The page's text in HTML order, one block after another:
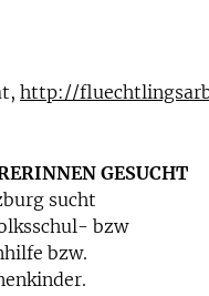
http://
GESUCHT
sucht
bzw
bzw.